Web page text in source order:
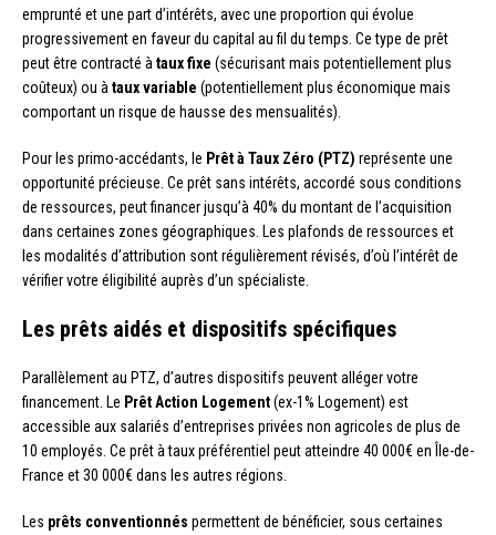
emprunté et une part d’intérêts, avec une proportion qui évolue
progressivement en faveur du capital au fil du temps. Ce type de prêt
peut être contracté à taux fixe (sécurisant mais potentiellement plus
coûteux) ou à taux variable (potentiellement plus économique mais
comportant un risque de hausse des mensualités).
Pour les primo-accédants, le Prêt à Taux Zéro (PTZ) représente une
opportunité précieuse. Ce prêt sans intérêts, accordé sous conditions
de ressources, peut financer jusqu’à 40% du montant de l’acquisition
dans certaines zones géographiques. Les plafonds de ressources et
les modalités d’attribution sont régulièrement révisés, d’où l’intérêt de
vérifier votre éligibilité auprès d’un spécialiste.
Les prêts aidés et dispositifs spécifiques
Parallèlement au PTZ, d’autres dispositifs peuvent alléger votre
financement. Le Prêt Action Logement(ex-1% Logement) est
accessible aux salariés d’entreprises privées non agricoles de plus de
10 employés. Ce prêt à taux préférentiel peut atteindre 40 000€ en Île-de-
France et 30 000€ dans les autres régions.
Les prêts conventionnés permettent de bénéficier, sous certaines